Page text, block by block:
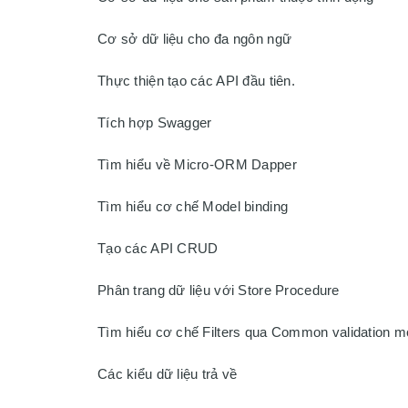
Cơ sở dữ liệu cho đa ngôn ngữ
Thực thiện tạo các API đầu tiên.
Tích hợp Swagger
Tìm hiểu về Micro-ORM Dapper
Tìm hiểu cơ chế Model binding
Tạo các API CRUD
Phân trang dữ liệu với Store Procedure
Tìm hiểu cơ chế Filters qua Common validation
Các kiểu dữ liệu trả về